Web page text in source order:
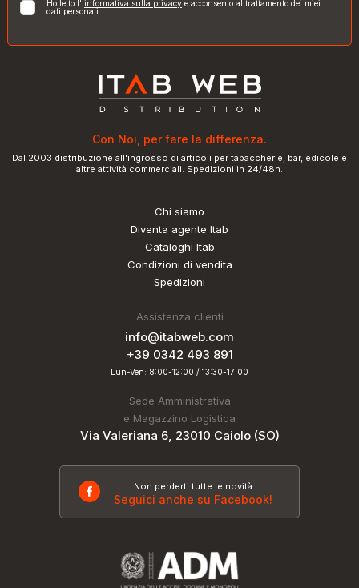
Ho letto l' informativa sulla privacy e acconsento al trattamento dei miei
dati personali
Con Noi, per fare la differenza.
Dal 2003 distribuzione all'ingrosso di articoli per tabaccherie, bar, edicole e
altre attività commerciali. Spedizioni in 24/48h.
Chi siamo
Diventa agente Itab
Cataloghi Itab
Condizioni di vendita
Spedizioni
Assistenza clienti
info@itabweb.com
+39 0342 493 891
Lun-Ven: 8:00-12:00 / 13:30-17:00
Sede Amministrativa
e Magazzino Logistica
Via Valeriana 6, 23010 Caiolo (SO)
Non perderti tutte le novità
Seguici anche su Facebook!